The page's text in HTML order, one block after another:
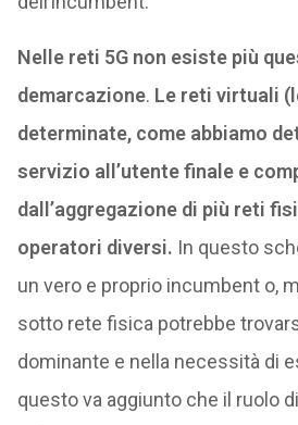
Nelle reti 5G non esiste più
demarcazione. Le reti virtuali
determinate, come abbiamo
servizio all’utente finale e
dall’aggregazione di più reti
operatori diversi. In questo
un vero e proprio incumbent o,
sotto rete fisica potrebbe
dominante e nella necessità di
questo va aggiunto che il ruolo